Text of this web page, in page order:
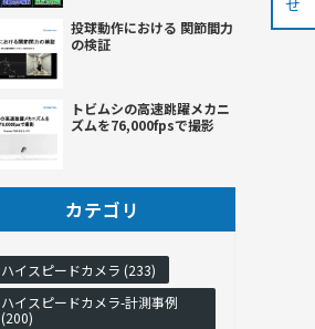
投球動作における 関節間力
の検証
トビムシの高速跳躍メカニ
ズムを76,000fpsで撮影
カテゴリ
ハイスピードカメラ (233)
ハイスピードカメラ-計測事例
(200)